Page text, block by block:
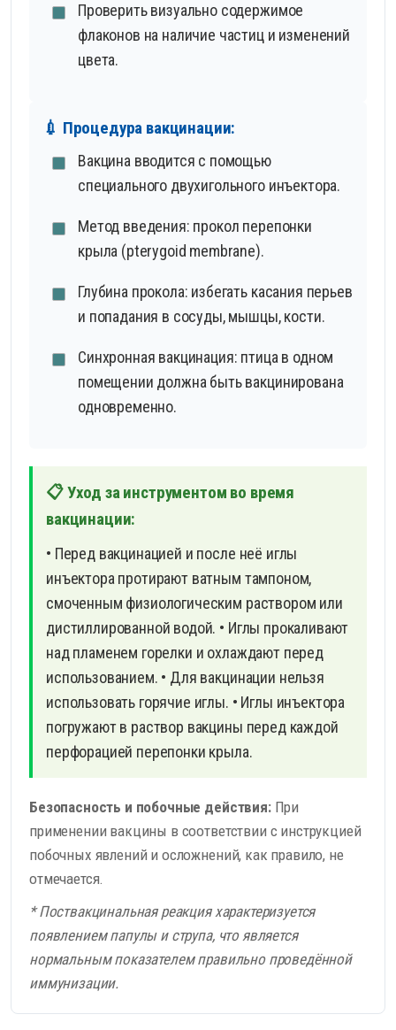
Проверить визуально содержимое
флаконов на наличие частиц и изменений
цвета.
💉 Процедура вакцинации:
Вакцина вводится с помощью
специального двухигольного инъектора.
Метод введения: прокол перепонки
крыла (pterygoid membrane).
Глубина прокола: избегать касания перьев
и попадания в сосуды, мышцы, кости.
Синхронная вакцинация: птица в одном
помещении должна быть вакцинирована
одновременно.
📋 Уход за инструментом во время
вакцинации:
• Перед вакцинацией и после неё иглы
инъектора протирают ватным тампоном,
смоченным физиологическим раствором или
дистиллированной водой. • Иглы прокаливают
над пламенем горелки и охлаждают перед
использованием. • Для вакцинации нельзя
использовать горячие иглы. • Иглы инъектора
погружают в раствор вакцины перед каждой
перфорацией перепонки крыла.
Безопасность и побочные действия:При
применении вакцины в соответствии с инструкцией
побочных явлений и осложнений, как правило, не
отмечается.
* Поствакцинальная реакция характеризуется
появлением папулы и струпа, что является
нормальным показателем правильно проведённой
иммунизации.